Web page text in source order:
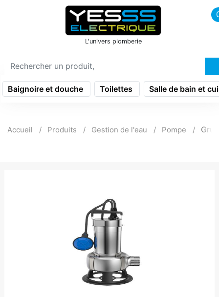
icon menu burger
L'univers plomberie
Baignoire et douche Toilettes Salle de bain et
Accueil Produits Gestion de l'eau Pompe